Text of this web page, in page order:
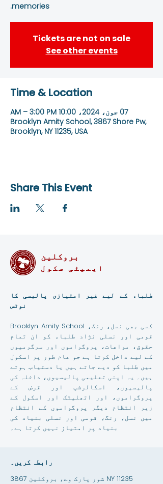
memories.
Tickets are not on sale
See other events
Time & Location
07 جون، 2024، 10:00 AM – 3:00 PM
Brooklyn Amity School, 3867 Shore Pw,
Brooklyn, NY 11235, USA
Share This Event
بروکلین
ایمیٹی سکول
طلباء کے لیے غیر امتیازی پالیسی کا
نوٹس
Brooklyn Amity School کسی بھی نسل، رنگ،
قومی اور نسلی نژاد طلباء کو ان تمام
حقوق، مراعات، پروگراموں اور سرگرمیوں
کے لیے داخل کرتا ہے جو عام طور پر اسکول
میں طلبا کو دیے جاتے ہیں یا دستیاب ہوتے
ہیں۔ یہ اپنی تعلیمی پالیسیوں، داخلہ کی
پالیسیوں، اسکالرشپ اور قرض کے
پروگراموں، اور اتھلیٹک اور اسکول کے
زیر انتظام دیگر پروگراموں کے انتظام
میں نسل، رنگ، قومی اور نسلی بنیاد کی
بنیاد پر امتیاز نہیں کرتا ہے۔
رابطہ کریں۔
3867 شور پارک وے، بروکلین NY 11235